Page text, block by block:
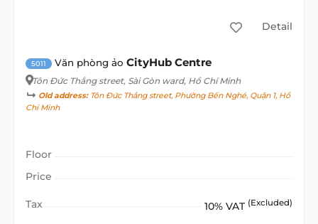
Detail
5011 Văn phòng ảo CityHub Centre
Tôn Đức Thắng street, Sài Gòn ward, Hồ Chí Minh
Old address:Tôn Đức Thắng street, Phường Bến Nghé, Quận 1, Hồ
Chí Minh
Floor
Price
Tax 10% VAT (Excluded)